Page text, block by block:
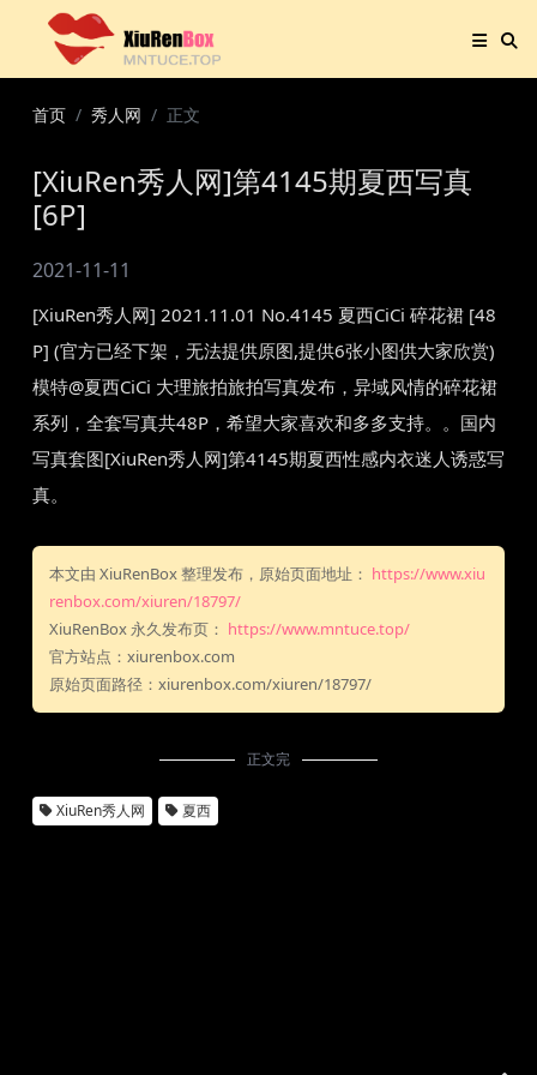
首页 秀人网 正文
[XiuRen秀人网]第4145期夏西写真
[6P]
2021-11-11
[XiuRen秀人网] 2021.11.01 No.4145 夏西CiCi 碎花裙 [48
P] (官方已经下架，无法提供原图,提供6张小图供大家欣赏)
模特@夏西CiCi 大理旅拍旅拍写真发布，异域风情的碎花裙
系列，全套写真共48P，希望大家喜欢和多多支持。。国内
写真套图[XiuRen秀人网]第4145期夏西性感内衣迷人诱惑写
真。
本文由 XiuRenBox 整理发布，原始页面地址： https://www.xiu
renbox.com/xiuren/18797/
XiuRenBox 永久发布页： https://www.mntuce.top/
官方站点：xiurenbox.com
原始页面路径：xiurenbox.com/xiuren/18797/
正文完
XiuRen秀人网 夏西